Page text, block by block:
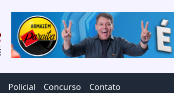
Policial Concurso Contato